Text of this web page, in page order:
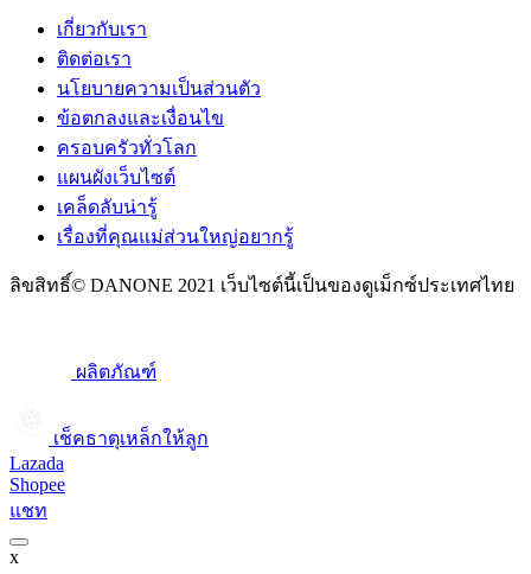
เกี่ยวกับเรา
ติดต่อเรา
นโยบายความเป็นส่วนตัว
ข้อตกลงและเงื่อนไข
ครอบครัวทั่วโลก
แผนผังเว็บไซต์
เคล็ดลับน่ารู้
เรื่องที่คุณแม่ส่วนใหญ่อยากรู้
ลิขสิทธิ์© DANONE 2021 เว็บไซต์นี้เป็นของดูเม็กซ์ประเทศไทย
ผลิตภัณฑ์
เช็คธาตุเหล็กให้ลูก​
Lazada
Shopee
แชท
x